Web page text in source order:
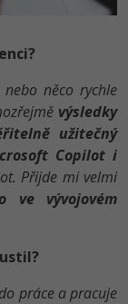
něco rychle
výsledky
užitečný
Copilot i
Přijde mi velmi
ve vývojovém
práce a pracuje